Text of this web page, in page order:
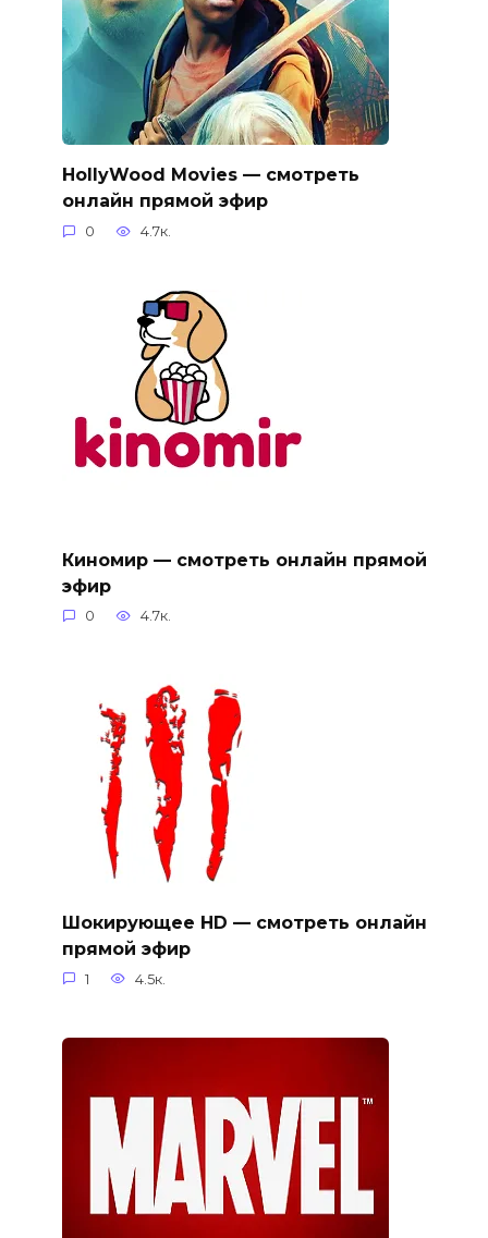
HollyWood Movies — смотреть
онлайн прямой эфир
0 4.7к.
Киномир — смотреть онлайн прямой
эфир
0 4.7к.
Шокирующее HD — смотреть онлайн
прямой эфир
1 4.5к.